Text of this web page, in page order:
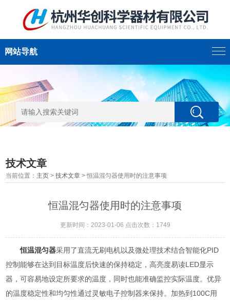
网站导航
技术文章
当前位置： 主页 >技术文章 > 恒温混匀器使用时的注意事项
恒温混匀器使用时的注意事项
更新时间：2023-01-06 点击次数：1749
恒温混匀器采用了直流无刷电机以及微处理技术结合智能化PID
控制能够在达到目标温度后快速的保持稳定，高亮度易读LED显示
器，可容易地设定所要求的温度，同时也能准确监控实际温度。优异
的温度稳定性和均匀性通过灵敏电子控制器来保持。加热到100C用